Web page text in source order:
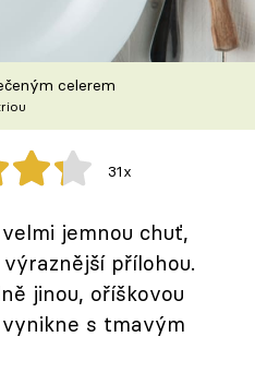
celerem
31x
jemnou chuť,
přílohou.
jinou, oříškovou
s tmavým